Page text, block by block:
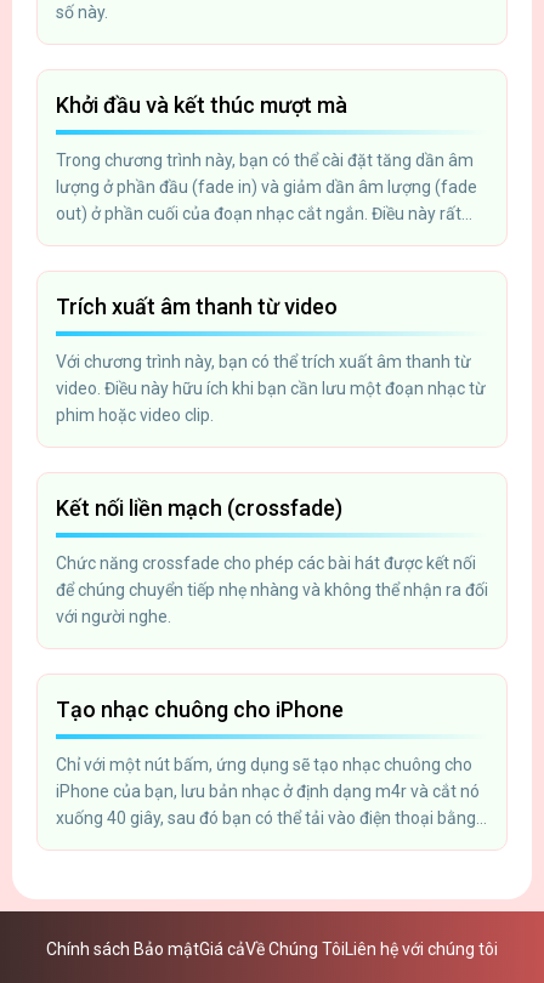
số này.
Khởi đầu và kết thúc mượt mà
Trong chương trình này, bạn có thể cài đặt tăng dần âm
lượng ở phần đầu (fade in) và giảm dần âm lượng (fade
out) ở phần cuối của đoạn nhạc cắt ngắn. Điều này rất
động.
Trích xuất âm thanh từ video
Với chương trình này, bạn có thể trích xuất âm thanh từ
video. Điều này hữu ích khi bạn cần lưu một đoạn nhạc từ
phim hoặc video clip.
Kết nối liền mạch (crossfade)
Chức năng crossfade cho phép các bài hát được kết nối
để chúng chuyển tiếp nhẹ nhàng và không thể nhận ra đối
với người nghe.
Tạo nhạc chuông cho iPhone
Chỉ với một nút bấm, ứng dụng sẽ tạo nhạc chuông cho
iPhone của bạn, lưu bản nhạc ở định dạng m4r và cắt nó
xuống 40 giây, sau đó bạn có thể tải vào điện thoại bằng
Chính sách Bảo mậtGiá cảVề Chúng Tôi Liên hệ với chúng tôi